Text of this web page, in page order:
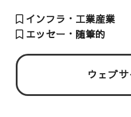
インフラ・工業産業
エッセー・随筆的
ウェブ